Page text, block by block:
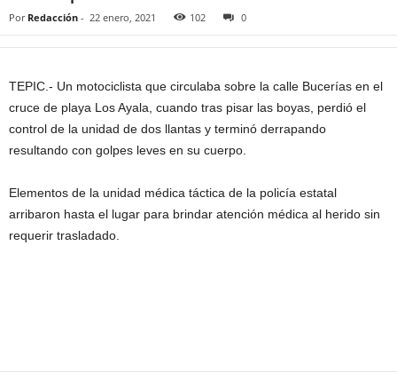
Por Redacción - 22 enero, 2021 102 0
TEPIC.- Un motociclista que circulaba sobre la calle Bucerías en el
cruce de playa Los Ayala, cuando tras pisar las boyas, perdió el
control de la unidad de dos llantas y terminó derrapando
resultando con golpes leves en su cuerpo.
Elementos de la unidad médica táctica de la policía estatal
arribaron hasta el lugar para brindar atención médica al herido sin
requerir trasladado.